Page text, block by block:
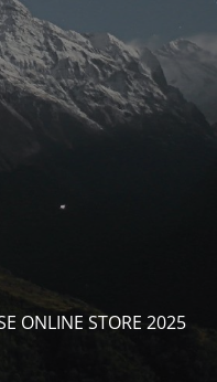
ONLINE STORE 2025